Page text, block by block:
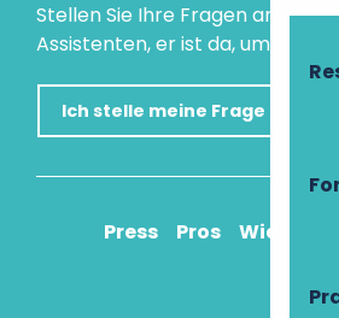
Stellen Sie Ihre Fragen an
Assistenten, er ist da, um Ihnen
Ich stelle meine Frage
Press Pros Wie